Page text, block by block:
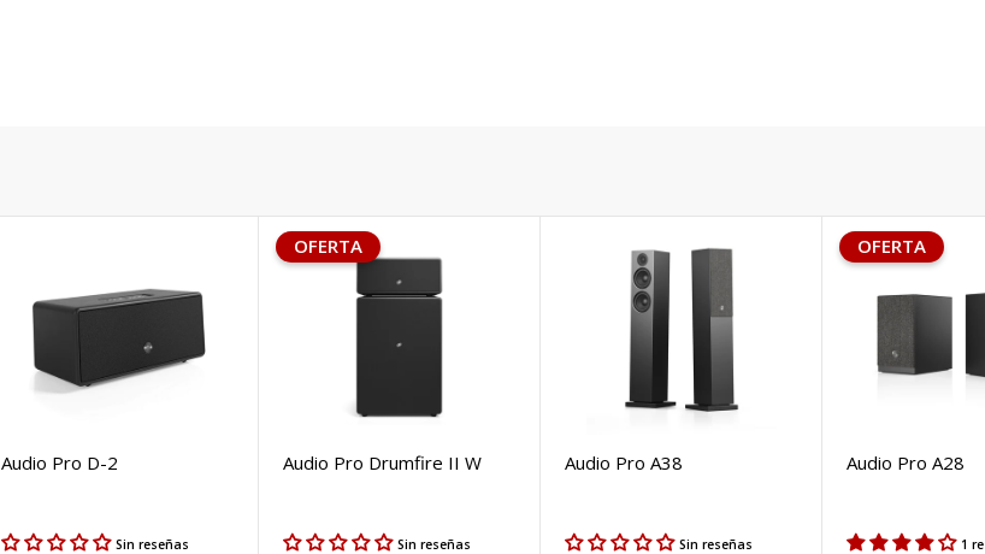
Audio Pro D-2
Sin reseñas
OFERTA
Audio Pro Drumfire II W
Sin reseñas
Audio Pro A38
Sin reseñas
OFERTA
Audio Pro A28
1